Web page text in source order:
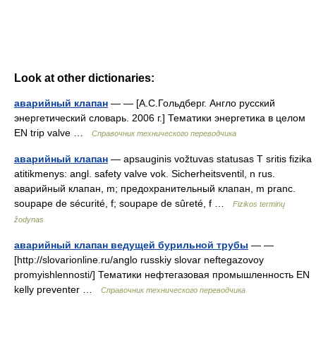
Look at other dictionaries:
аварийный клапан — — [А.С.Гольдберг. Англо русский
энергетический словарь. 2006 г.] Тематики энергетика в целом
EN trip valve …
Справочник технического переводчика
аварийный клапан — apsauginis vožtuvas statusas T sritis fizika
atitikmenys: angl. safety valve vok. Sicherheitsventil, n rus.
аварийный клапан, m; предохранительный клапан, m pranc.
soupape de sécurité, f; soupape de sûreté, f …
Fizikos terminų
žodynas
аварийный клапан ведущей бурильной трубы — —
[http://slovarionline.ru/anglo russkiy slovar neftegazovoy
promyishlennosti/] Тематики нефтегазовая промышленность EN
kelly preventer …
Справочник технического переводчика